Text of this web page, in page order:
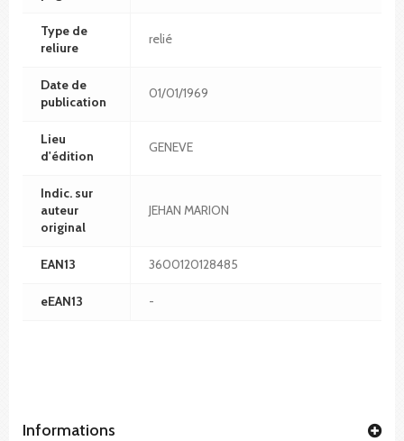
Type de
reliure
relié
Date de
publication
01/01/1969
Lieu
d'édition
GENEVE
Indic. sur
auteur
original
JEHAN MARION
EAN13 3600120128485
eEAN13 -
Informations